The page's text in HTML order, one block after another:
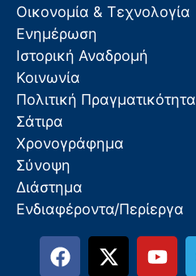
Οικονομία & Τεχνολογία
Ενημέρωση
Ιστορική Αναδρομή
Κοινωνία
Πολιτική Πραγματικότητα
Σάτιρα
Χρονογράφημα
Σύνοψη
Διάστημα
Ενδιαφέροντα/Περίεργα